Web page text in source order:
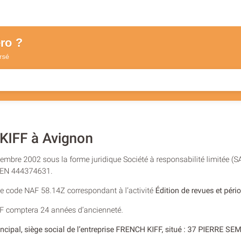
?
à Avignon
2002 sous la forme juridique Société à responsabilité limitée
444374631.
code NAF 58.14Z correspondant à l’activité Édition de revues et
comptera 24 années d’ancienneté.
siège social de l’entreprise FRENCH KIFF, situé : 37 PIERRE